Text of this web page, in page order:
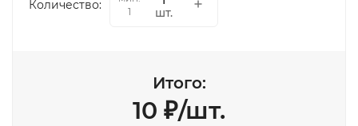
Количество:
1
шт.
Итого:
10 ₽/шт.